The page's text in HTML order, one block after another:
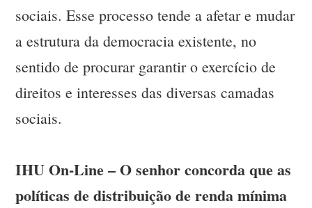
sociais. Esse processo tende a afetar e mudar
a estrutura da democracia existente, no
sentido de procurar garantir o exercício de
direitos e interesses das diversas camadas
sociais.
IHU On-Line – O senhor concorda que as
políticas de distribuição de renda mínima